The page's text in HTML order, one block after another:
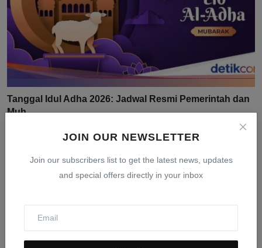
JOIN OUR NEWSLETTER
Join our subscribers list to get the latest news, updates
and special offers directly in your inbox
Tanggal Idul Adha 2026: Jadwal Resmi Pemerintah dan
Muh...